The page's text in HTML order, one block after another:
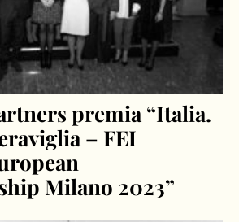
premia “Italia.
– FEI
Milano 2023”